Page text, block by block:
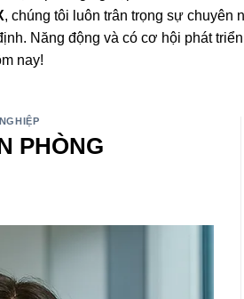
, chúng tôi luôn trân trọng sự chuyên
Năng động và có cơ hội phát
nay!
PHÒNG